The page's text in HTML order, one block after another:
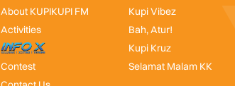
About KUPIKUPI FM
Activities
InfoX
Contest
Kupi Vibez
Bah, Atur!
Kupi Kruz
Selamat Malam KK